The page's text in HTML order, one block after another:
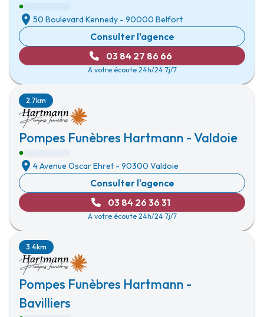
50 Boulevard Kennedy - 90000 Belfort
Consulter l'agence
03 84 27 86 66
A votre écoute 24h/24 7j/7
Pompes Funèbres Hartmann - Valdoie
2.7km
4 Avenue Oscar Ehret - 90300 Valdoie
Consulter l'agence
03 84 26 36 31
A votre écoute 24h/24 7j/7
Pompes Funèbres Hartmann -
Bavilliers
3.4km